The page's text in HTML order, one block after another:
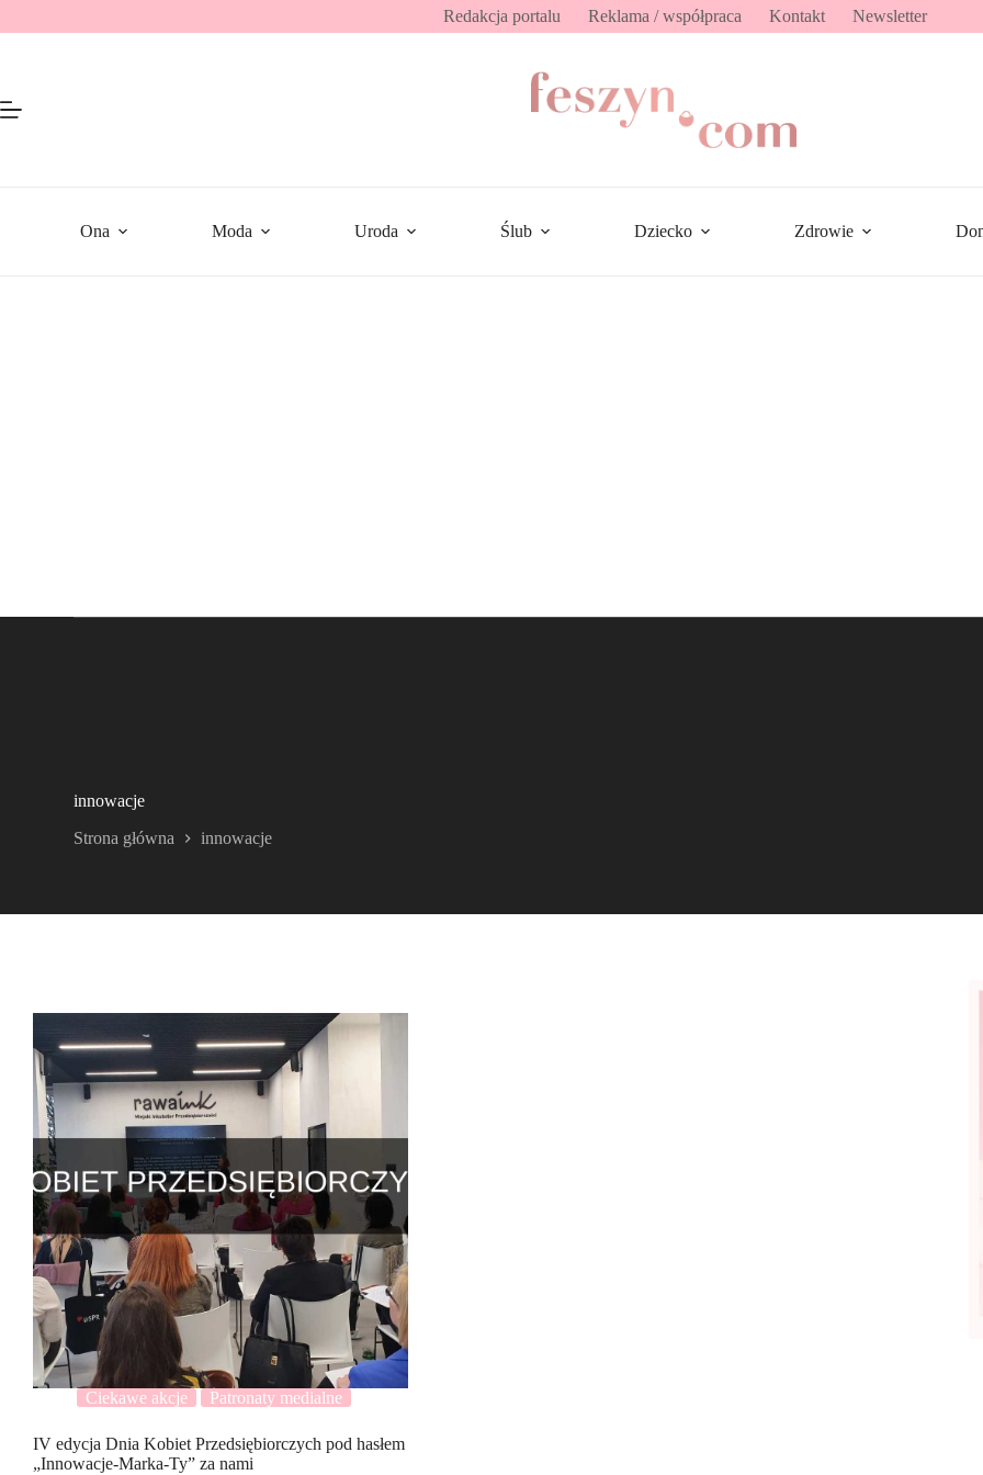
Redakcja portalu Reklama / współpraca Kontakt Newsletter
Ona Moda Uroda Ślub Dziecko Zdrowie
innowacje
Strona główna innowacje
Ciekawe akcje Patronaty medialne
IV edycja Dnia Kobiet Przedsiębiorczych pod hasłem
„Innowacje-Marka-Ty” za nami